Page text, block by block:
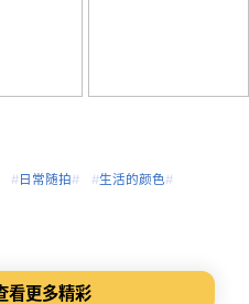
#日常随拍# #生活的颜色#
看更多精彩